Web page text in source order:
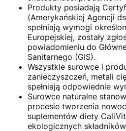
Produkty posiadają
(Amerykańskiej Agencji
spełniają wymogi
Europejskiej, zostały
powiadomieniu do
Sanitarnego (GIS).
Wszystkie surowce i
zanieczyszczeń, metali
spełniają odpowiednie
Surowce naturalne
procesie tworzenia
suplementów diety
ekologicznych